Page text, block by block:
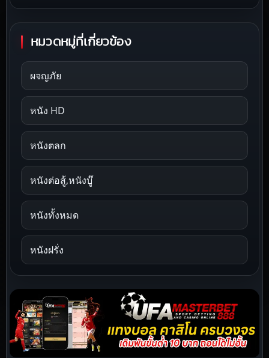
หมวดหมู่ที่เกี่ยวข้อง
ผจญภัย
หนัง HD
หนังตลก
หนังต่อสู้,หนังบู๊
หนังทั้งหมด
หนังฝรั่ง